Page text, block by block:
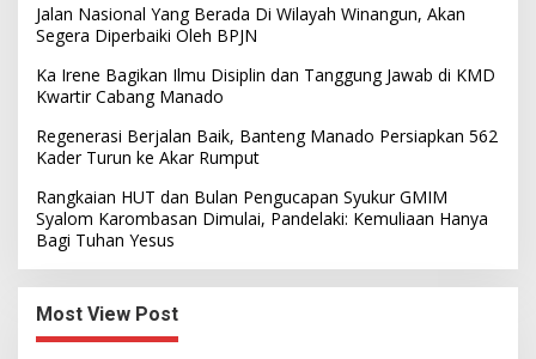
Jalan Nasional Yang Berada Di Wilayah Winangun, Akan
Segera Diperbaiki Oleh BPJN
Ka Irene Bagikan Ilmu Disiplin dan Tanggung Jawab di KMD
Kwartir Cabang Manado
Regenerasi Berjalan Baik, Banteng Manado Persiapkan 562
Kader Turun ke Akar Rumput
Rangkaian HUT dan Bulan Pengucapan Syukur GMIM
Syalom Karombasan Dimulai, Pandelaki: Kemuliaan Hanya
Bagi Tuhan Yesus
Most View Post